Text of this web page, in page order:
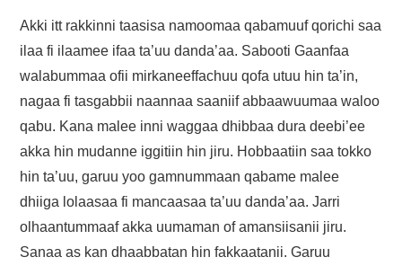
Akki itt rakkinni taasisa namoomaa qabamuuf qorichi saa
ilaa fi ilaamee ifaa ta’uu danda’aa. Sabooti Gaanfaa
walabummaa ofii mirkaneeffachuu qofa utuu hin ta’in,
nagaa fi tasgabbii naannaa saaniif abbaawuumaa waloo
qabu. Kana malee inni waggaa dhibbaa dura deebi’ee
akka hin mudanne iggitiin hin jiru. Hobbaatiin saa tokko
hin ta’uu, garuu yoo gamnummaan qabame malee
dhiiga lolaasaa fi mancaasaa ta’uu danda’aa. Jarri
olhaantummaaf akka uumaman of amansiisanii jiru.
Sanaa as kan dhaabbatan hin fakkaatanii. Garuu